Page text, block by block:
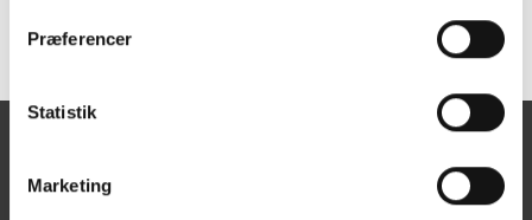
Præferencer
Statistik
Marketing